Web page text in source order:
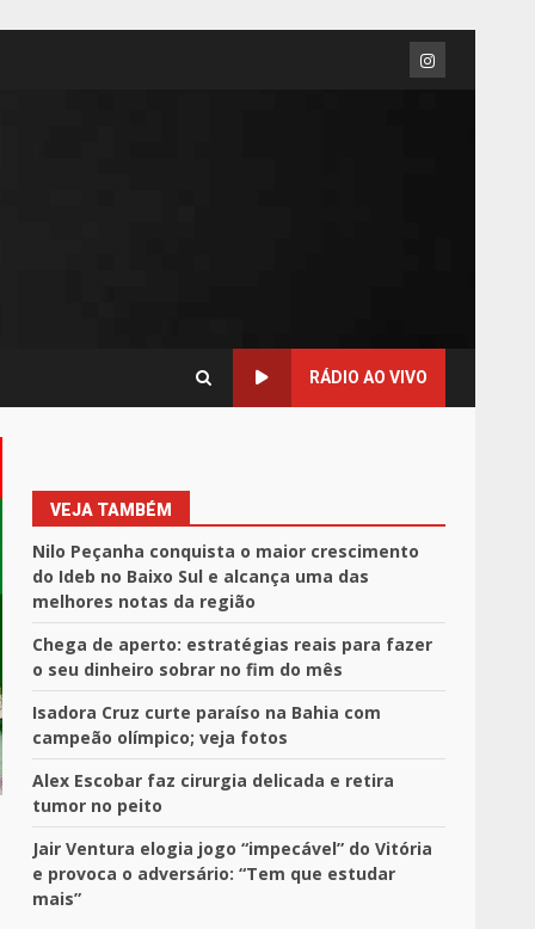
RÁDIO AO VIVO
VEJA TAMBÉM
Nilo Peçanha conquista o maior crescimento
do Ideb no Baixo Sul e alcança uma das
melhores notas da região
Chega de aperto: estratégias reais para fazer
o seu dinheiro sobrar no fim do mês
Isadora Cruz curte paraíso na Bahia com
campeão olímpico; veja fotos
Alex Escobar faz cirurgia delicada e retira
tumor no peito
Jair Ventura elogia jogo “impecável” do Vitória
e provoca o adversário: “Tem que estudar
mais”